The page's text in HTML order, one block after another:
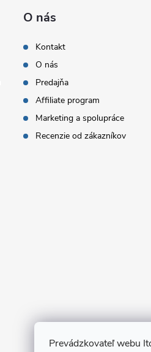
Prevádzkovateľ webu
O nás
Kontakt
O nás
Predajňa
Affiliate program
Marketing a spolupráce
Recenzie od zákazníkov